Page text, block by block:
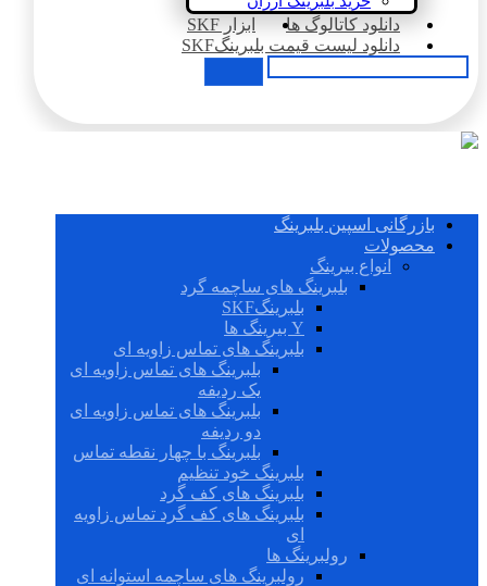
دانلود کاتالوگ ها
ابزار SKF
دانلود لیست قیمت بلبرینگSKF
بازرگانی اسپین بلبرینگ
محصولات
انواع بیرینگ
بلبرینگ های ساچمه گرد
بلبرینگSKF
Y بیرینگ ها
بلبرینگ های تماس زاویه ای
بلبرینگ های تماس زاویه ای
یک ردیفه
بلبرینگ های تماس زاویه ای
دو ردیفه
بلبرینگ با چهار نقطه تماس
بلبرینگ خود تنظیم
بلبرینگ های کف گرد
بلبرینگ های کف گرد تماس زاویه
ای
رولبرینگ ها
رولبرینگ های ساچمه استوانه ای